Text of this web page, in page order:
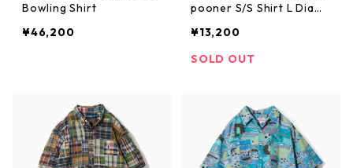
Bowling Shirt
¥46,200
pooner S/S Shirt L Diam
¥13,200
SOLD OUT